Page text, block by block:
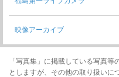
映像アーカイブ
「写真集」に掲載している写真
としますが、その他の取り扱いに